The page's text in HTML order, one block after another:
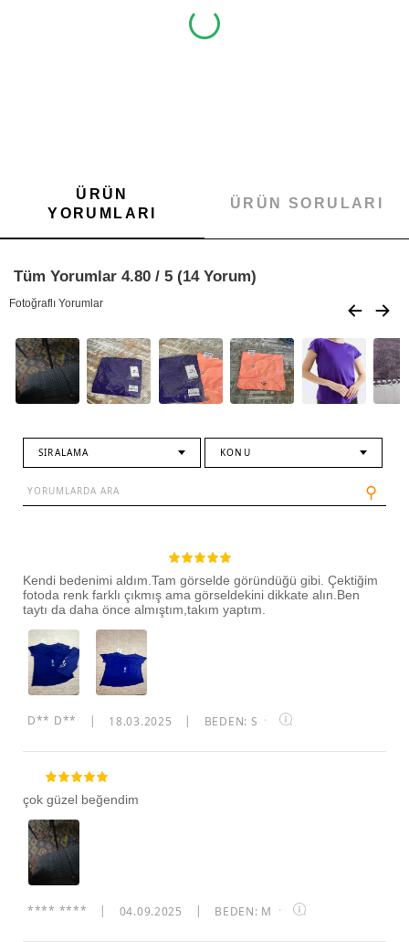
ÜRÜN
YORUMLARI
ÜRÜN SORULARI
Tüm Yorumlar 4.80 / 5 (14 Yorum)
Fotoğraflı Yorumlar
SIRALAMA KONU
⚲
Kendi bedenimi aldım.Tam görselde göründüğü gibi. Çektiğim
fotoda renk farklı çıkmış ama görseldekini dikkate alın.Ben
taytı da daha önce almıştım,takım yaptım.
D** D** 18.03.2025 BEDEN: S ·
çok güzel beğendim
**** **** 04.09.2025 BEDEN: M ·